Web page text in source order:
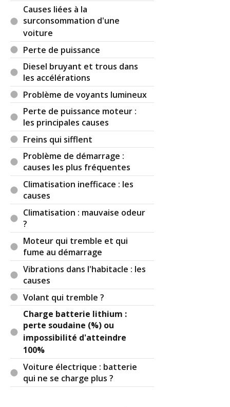
Causes liées à la
surconsommation d'une
voiture
Perte de puissance
Diesel bruyant et trous dans
les accélérations
Problème de voyants lumineux
Perte de puissance moteur :
les principales causes
Freins qui sifflent
Problème de démarrage :
causes les plus fréquentes
Climatisation inefficace : les
causes
Climatisation : mauvaise odeur
?
Moteur qui tremble et qui
fume au démarrage
Vibrations dans l'habitacle : les
causes
Volant qui tremble ?
Charge batterie lithium :
perte soudaine (%) ou
impossibilité d'atteindre
100%
Voiture électrique : batterie
qui ne se charge plus ?